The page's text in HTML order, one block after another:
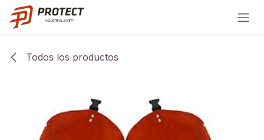
Ir al contenido
Todos los productos